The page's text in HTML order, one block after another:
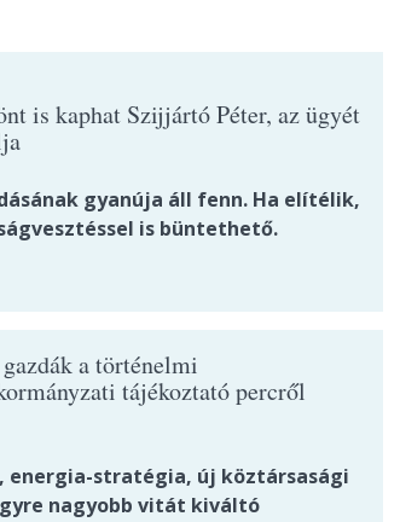
is kaphat Szijjártó Péter, az ügyét
gyanúja áll fenn. Ha elítélik,
is büntethető.
a történelmi
tájékoztató percről
energia-stratégia, új köztársasági
nagyobb vitát kiváltó